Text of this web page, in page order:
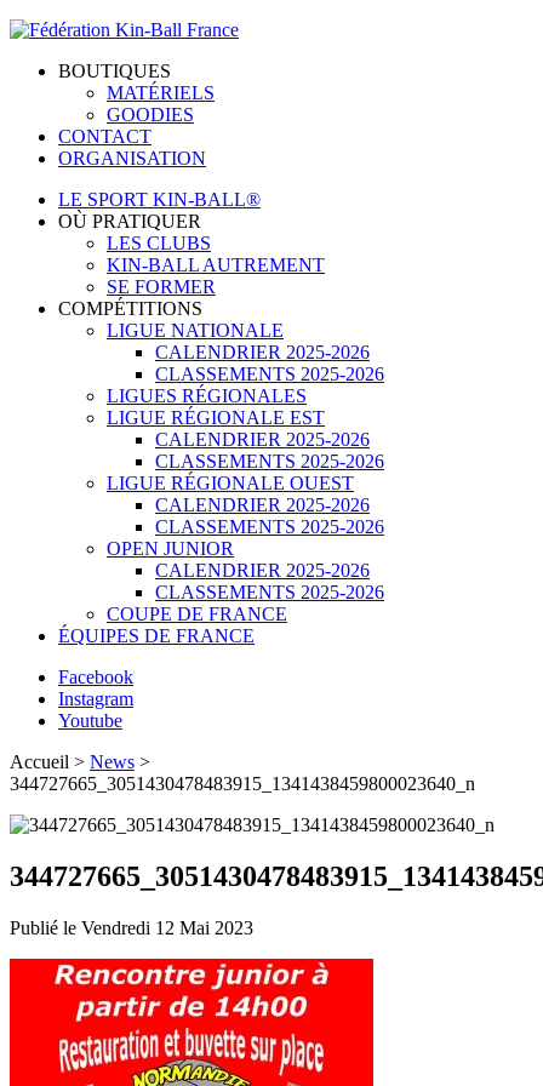
BOUTIQUES
MATÉRIELS
GOODIES
CONTACT
ORGANISATION
LE SPORT KIN-BALL®
OÙ PRATIQUER
LES CLUBS
KIN-BALL AUTREMENT
SE FORMER
COMPÉTITIONS
LIGUE NATIONALE
CALENDRIER 2025-2026
CLASSEMENTS 2025-2026
LIGUES RÉGIONALES
LIGUE RÉGIONALE EST
CALENDRIER 2025-2026
CLASSEMENTS 2025-2026
LIGUE RÉGIONALE OUEST
CALENDRIER 2025-2026
CLASSEMENTS 2025-2026
OPEN JUNIOR
CALENDRIER 2025-2026
CLASSEMENTS 2025-2026
COUPE DE FRANCE
ÉQUIPES DE FRANCE
Facebook
Instagram
Youtube
Accueil > News >
344727665_3051430478483915_1341438459800023640_n
Publié le Vendredi 12 Mai 2023